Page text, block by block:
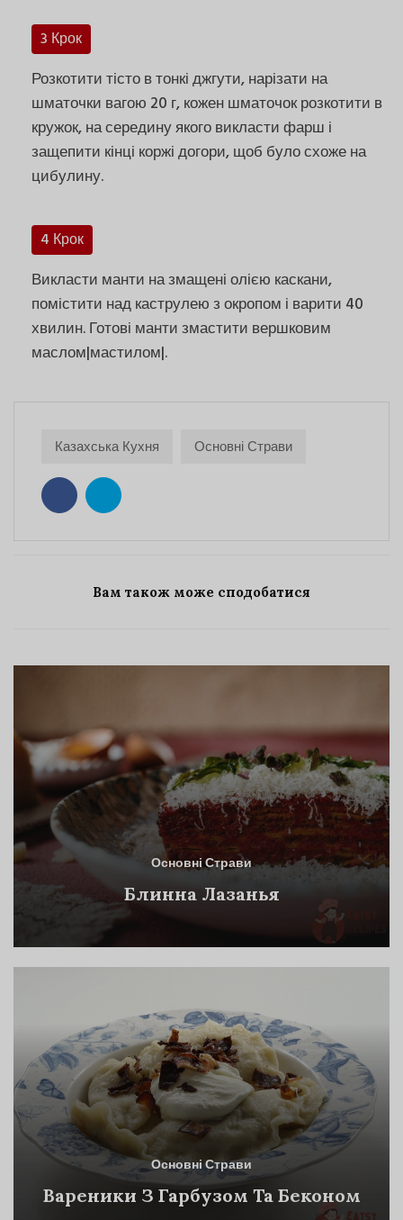
3 Крок
Розкотити тісто в тонкі джгути, нарізати на
шматочки вагою 20 г, кожен шматочок розкотити в
кружок, на середину якого викласти фарш і
защепити кінці коржі догори, щоб було схоже на
цибулину.
4 Крок
Викласти манти на змащені олією каскани,
помістити над каструлею з окропом і варити 40
хвилин. Готові манти змастити вершковим
маслом|мастилом|.
Казахська Кухня Основні Страви
Вам також може сподобатися
Основні Страви
Блинна Лазанья
Основні Страви
Вареники З Гарбузом Та Беконом